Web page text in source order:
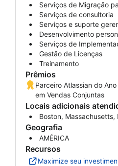
Locais adicionais
Boston, Massachusetts,
Prêmios
Parceiro Atlassian do
em Vendas Conjuntas
Recursos
Maximize seu
Geografia
AMÉRICA
Serviços de Migração
Serviços de consultoria
Serviços e suporte
Desenvolvimento
Serviços de
Gestão de Licenças
Treinamento